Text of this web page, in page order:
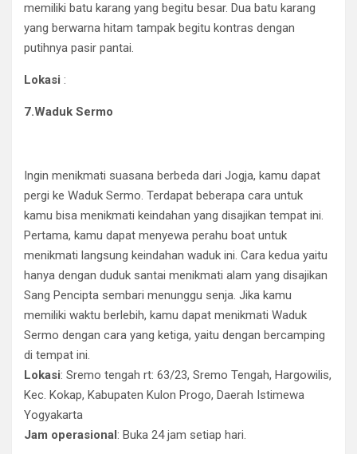
memiliki batu karang yang begitu besar. Dua batu karang
yang berwarna hitam tampak begitu kontras dengan
putihnya pasir pantai.
Lokasi :
7.Waduk Sermo
Ingin menikmati suasana berbeda dari Jogja, kamu dapat
pergi ke Waduk Sermo. Terdapat beberapa cara untuk
kamu bisa menikmati keindahan yang disajikan tempat ini.
Pertama, kamu dapat menyewa perahu boat untuk
menikmati langsung keindahan waduk ini. Cara kedua yaitu
hanya dengan duduk santai menikmati alam yang disajikan
Sang Pencipta sembari menunggu senja. Jika kamu
memiliki waktu berlebih, kamu dapat menikmati Waduk
Sermo dengan cara yang ketiga, yaitu dengan bercamping
di tempat ini.
Lokasi: Sremo tengah rt: 63/23, Sremo Tengah, Hargowilis,
Kec. Kokap, Kabupaten Kulon Progo, Daerah Istimewa
Yogyakarta
Jam operasional: Buka 24 jam setiap hari.